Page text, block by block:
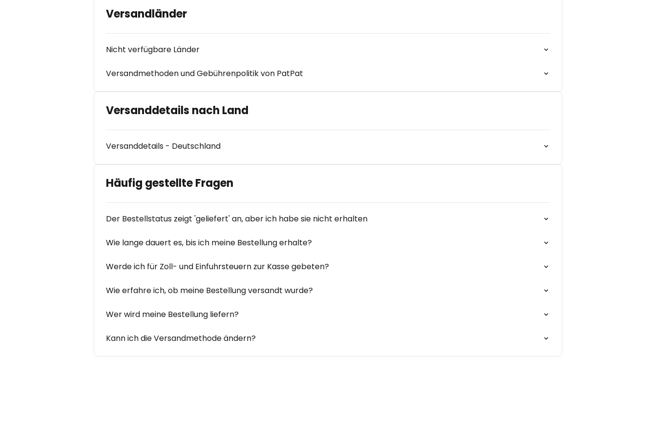
Versandländer
Nicht verfügbare Länder
Versandmethoden und Gebührenpolitik von PatPat
Versanddetails nach Land
Versanddetails - Deutschland
Häufig gestellte Fragen
Der Bestellstatus zeigt 'geliefert' an, aber ich habe sie nicht erhalten
Wie lange dauert es, bis ich meine Bestellung erhalte?
Werde ich für Zoll- und Einfuhrsteuern zur Kasse gebeten?
Wie erfahre ich, ob meine Bestellung versandt wurde?
Wer wird meine Bestellung liefern?
Kann ich die Versandmethode ändern?